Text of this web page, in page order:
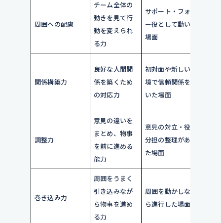
周囲への配慮
チーム全体の
動きを見て行
動を変えられ
る力
サポート・フォロ
ー役として動いた
場面
関係構築力
良好な人間関
係を築くため
の対応力
初対面や新しい環
境で信頼関係を築
いた場面
調整力
意見の違いを
まとめ、物事
を前に進める
能力
意見の対立・役割
分担の整理があっ
た場面
巻き込み力
周囲をうまく
引き込みなが
ら物事を進め
る力
周囲を動かしなが
ら進行した場面